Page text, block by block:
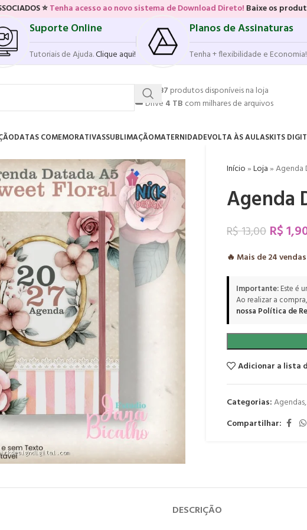
Tenha acesso ao novo sistema de Download Direto!Baixe os produtos
Suporte Online
Tutoriais de Ajuda.Clique aqui!
Planos de Assinaturas
Tenha + flexibilidade e Economia!
💥17.587 produtos disponíveis na loja
☁️ Drive 4 TB com milhares de arquivos
DATAS COMEMORATIVASSUBLIMAÇÃOMATERNIDADEVOLTA ÀS AULASKITS
Início»Loja»Agenda
Agenda
R$13,00 R$
🔥 Mais de24
Importante:Este é
Ao realizar a
nossa Política de
Adicionar a lista
Categorias:Agendas,
Compartilhar:
DESCRIÇÃO